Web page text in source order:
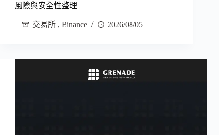
風險與安全性整理
交易所 , Binance 2026/08/05